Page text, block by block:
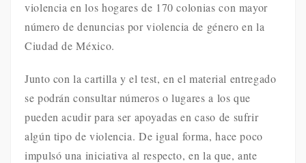
violencia en los hogares de 170 colonias con mayor
número de denuncias por violencia de género en la
Ciudad de México.
Junto con la cartilla y el test, en el material entregado
se podrán consultar números o lugares a los que
pueden acudir para ser apoyadas en caso de sufrir
algún tipo de violencia. De igual forma, hace poco
impulsó una iniciativa al respecto, en la que, ante